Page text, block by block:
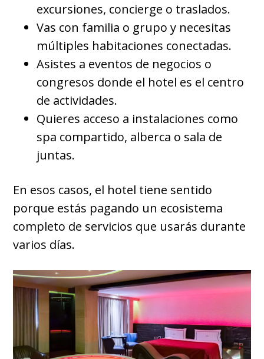
excursiones, concierge o traslados.
Vas con familia o grupo y necesitas
múltiples habitaciones conectadas.
Asistes a eventos de negocios o
congresos donde el hotel es el centro
de actividades.
Quieres acceso a instalaciones como
spa compartido, alberca o sala de
juntas.
En esos casos, el hotel tiene sentido
porque estás pagando un ecosistema
completo de servicios que usarás durante
varios días.